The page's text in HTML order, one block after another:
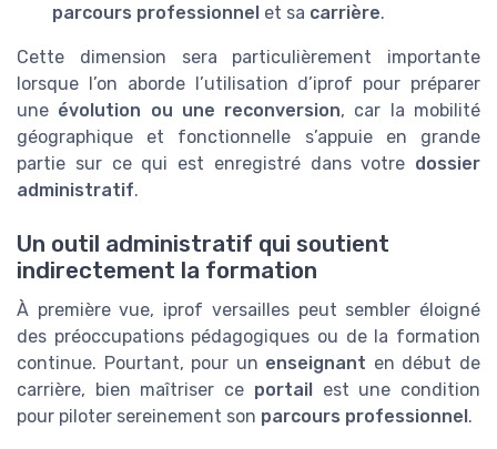
parcours professionnel et sa carrière.
Cette dimension sera particulièrement importante
lorsque l’on aborde l’utilisation d’iprof pour préparer
une évolution ou une reconversion, car la mobilité
géographique et fonctionnelle s’appuie en grande
partie sur ce qui est enregistré dans votre dossier
administratif.
Un outil administratif qui soutient
indirectement la formation
À première vue, iprof versailles peut sembler éloigné
des préoccupations pédagogiques ou de la formation
continue. Pourtant, pour un enseignant en début de
carrière, bien maîtriser ce portailest une condition
pour piloter sereinement son parcours professionnel.